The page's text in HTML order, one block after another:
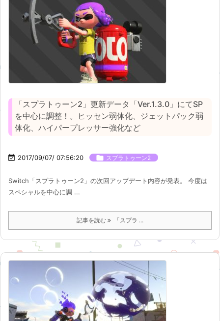
「スプラトゥーン2」更新データ「Ver.1.3.0」にてSP
を中心に調整！。ヒッセン弱体化、ジェットパック弱
体化、ハイパープレッサー強化など
 2017/09/07/ 07:56:20  スプラトゥーン2
Switch「スプラトゥーン2」の次回アップデート内容が発表。 今度は
スペシャルを中心に調 ...
記事を読む 「スプラ ...